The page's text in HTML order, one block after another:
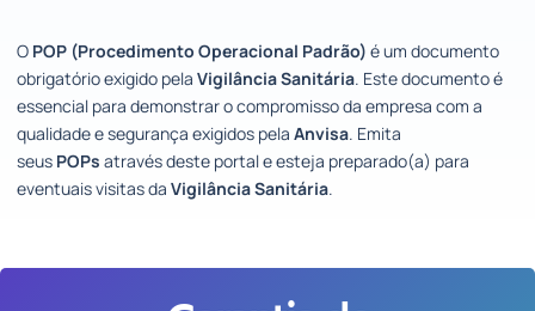
O POP (Procedimento Operacional Padrão) é um documento
obrigatório exigido pela Vigilância Sanitária. Este documento é
essencial para demonstrar o compromisso da empresa com a
qualidade e segurança exigidos pela Anvisa. Emita
seus POPs através deste portal e esteja preparado(a) para
eventuais visitas da Vigilância Sanitária.